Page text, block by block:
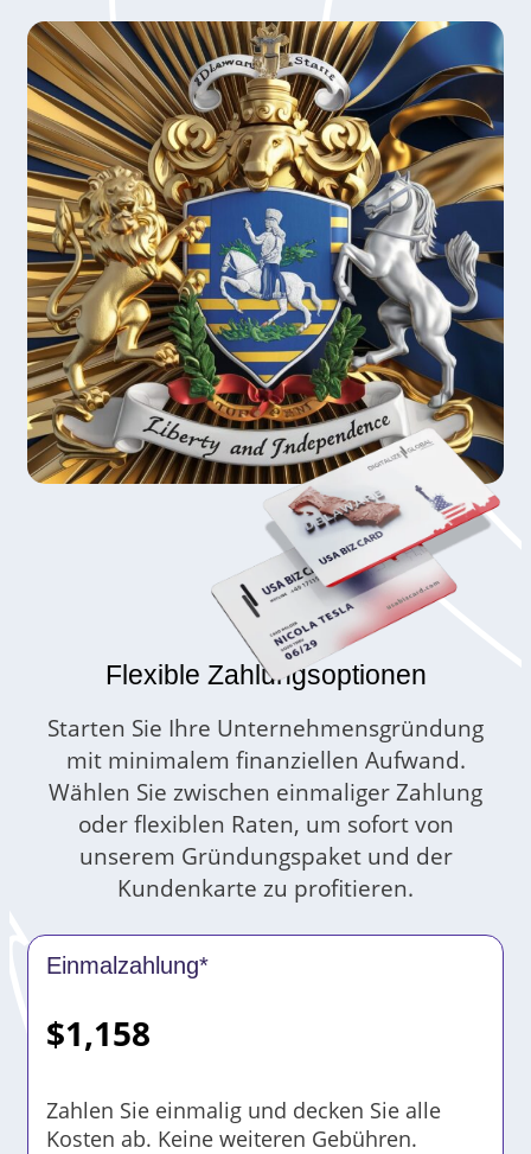
Flexible Zahlungsoptionen
Starten Sie Ihre Unternehmensgründung
mit minimalem finanziellen Aufwand.
Wählen Sie zwischen einmaliger Zahlung
oder flexiblen Raten, um sofort von
unserem Gründungspaket und der
Kundenkarte zu profitieren.
Einmalzahlung*
$1,158
Zahlen Sie einmalig und decken Sie alle
Kosten ab. Keine weiteren Gebühren.